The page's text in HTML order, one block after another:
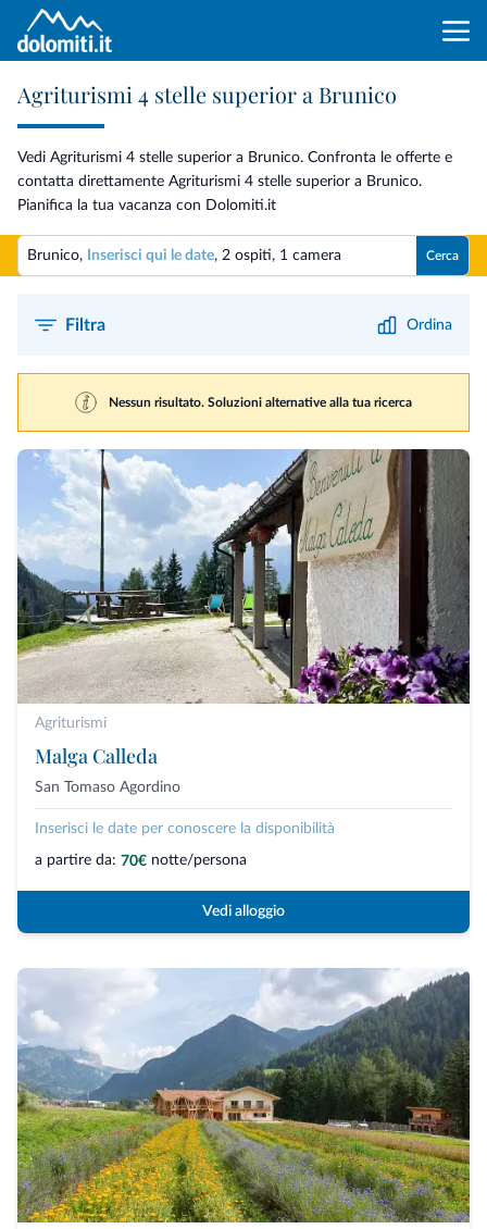
Agriturismi 4 stelle superior a Brunico
Vedi Agriturismi 4 stelle superior a Brunico. Confronta le offerte e
contatta direttamente Agriturismi 4 stelle superior a Brunico.
Pianifica la tua vacanza con Dolomiti.it
Brunico, Inserisci qui le date, 2 ospiti, 1 camera Cerca
Filtra Ordina
Nessun risultato. Soluzioni alternative alla tua ricerca
Agriturismi
Malga Calleda
San Tomaso Agordino
Inserisci le date per conoscere la disponibilità
a partire da: 70€ notte/persona
Vedi alloggio